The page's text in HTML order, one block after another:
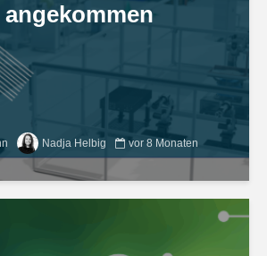
angekommen
Nadja Helbig vor 8 Monaten